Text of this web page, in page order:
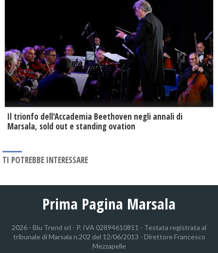
Il trionfo dell'Accademia Beethoven negli annali di
Marsala, sold out e standing ovation
TI POTREBBE INTERESSARE
Prima Pagina Marsala
2026 - Blu Trend srl - P. IVA 02894610811 - Testata registrata al
tribunale di Marsala n.202 del 12/06/2013 - Direttore Francesco
Mezzapelle